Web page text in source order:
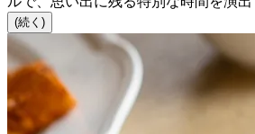
(続く)